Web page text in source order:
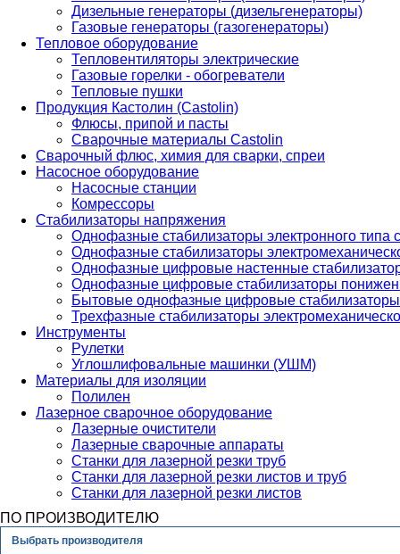
Дизельные генераторы (дизельгенераторы)
Газовые генераторы (газогенераторы)
Тепловое оборудование
Тепловентиляторы электрические
Газовые горелки - обогреватели
Тепловые пушки
Продукция Кастолин (Castolin)
Флюсы, припой и пасты
Сварочные материалы Castolin
Сварочный флюс, химия для сварки, спреи
Насосное оборудование
Насосные станции
Комрессоры
Стабилизаторы напряжения
Однофазные стабилизаторы электронного
Однофазные стабилизаторы
Однофазные цифровые настенные
Однофазные цифровые стабилизаторы
Бытовые однофазные цифровые стабилизаторы
Трехфазные стабилизаторы
Инструменты
Рулетки
Углошлифовальные машинки (УШМ)
Материалы для изоляции
Полилен
Лазерное сварочное оборудование
Лазерные очистители
Лазерные сварочные аппараты
Станки для лазерной резки труб
Станки для лазерной резки листов и труб
Станки для лазерной резки листов
ПО ПРОИЗВОДИТЕЛЮ
Выбрать производителя